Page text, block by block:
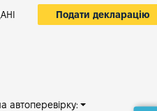
Подати декларацію
автоперевірку: